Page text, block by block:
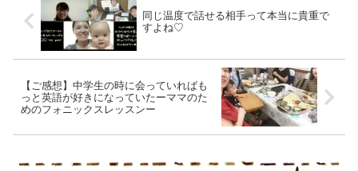
同じ温度で話せる相手って本当に貴重で
すよね♡
【ご感想】中学生の時に会っていればも
っと英語が好きになっていたーママのた
めのフォニックスレッスンー